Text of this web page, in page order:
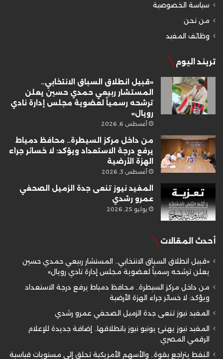
سياسة الخصوصية
من نحن
وظائف المفيد
تريند اليوم
«قبيل انطلاق السباق الانتخابي..
المستشار ربيعي حمدي حسين يعلن
ترشحه رسمياً لعضوية مجلس إدارة نادي
رويال»
أغسطس 6, 2026
من داخل مركز السيطرة.. محافظ دمياط
يرفع درجة الاستعداد ويؤكد: لا خسائر جراء
الهزة الأرضية
أغسطس 3, 2026
المفيد نيوز تنعى جدة الزميل الصحفي
عمرو رشدي
يوليو 25, 2026
أحدث المقالات
«قبيل انطلاق السباق الانتخابي.. المستشار ربيعي حمدي حسين
يعلن ترشحه رسمياً لعضوية مجلس إدارة نادي رويال»
من داخل مركز السيطرة.. محافظ دمياط يرفع درجة الاستعداد
ويؤكد: لا خسائر جراء الهزة الأرضية
المفيد نيوز تنعى جدة الزميل الصحفي عمرو رشدي
المفيد نيوز يهنئ يونيو نيوز بانطلاقها.. إضافة جديدة للإعلام
الرقمي المصري
النفط يتراجع بقوة.. والأسهم الأمريكية تحلق إلى مستويات قياسية